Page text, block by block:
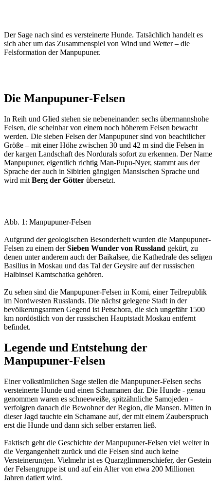
Der Sage nach sind es versteinerte Hunde. Tatsächlich handelt es
sich aber um das Zusammenspiel von Wind und Wetter – die
Felsformation der Manpupuner.
Die Manpupuner-Felsen
In Reih und Glied stehen sie nebeneinander: sechs übermannshohe
Felsen, die scheinbar von einem noch höherem Felsen bewacht
werden. Die sieben Felsen der Manpupuner sind von beachtlicher
Größe – mit einer Höhe zwischen 30 und 42 m sind die Felsen in
der kargen Landschaft des Nordurals sofort zu erkennen. Der Name
Manpupuner, eigentlich richtig Man-Pupu-Nyer, stammt aus der
Sprache der auch in Sibirien gängigen Mansischen Sprache und
wird mit Berg der Götter übersetzt.
Abb. 1: Manpupuner-Felsen
Aufgrund der geologischen Besonderheit wurden die Manpupuner-
Felsen zu einem derSieben Wunder von Russland gekürt, zu
denen unter anderem auch der Baikalsee, die Kathedrale des seligen
Basilius in Moskau und das Tal der Geysire auf der russischen
Halbinsel Kamtschatka gehören.
Zu sehen sind die Manpupuner-Felsen in Komi, einer Teilrepublik
im Nordwesten Russlands. Die nächst gelegene Stadt in der
bevölkerungsarmen Gegend ist Petschora, die sich ungefähr 1500
km nordöstlich von der russischen Hauptstadt Moskau entfernt
befindet.
Legende und Entstehung der
Manpupuner-Felsen
Einer volkstümlichen Sage stellen die Manpupuner-Felsen sechs
versteinerte Hunde und einen Schamanen dar. Die Hunde - genau
genommen waren es schneeweiße, spitzähnliche Samojeden -
verfolgten danach die Bewohner der Region, die Mansen. Mitten in
dieser Jagd tauchte ein Schamane auf, der mit einem Zauberspruch
erst die Hunde und dann sich selber erstarren ließ.
Faktisch geht die Geschichte der Manpupuner-Felsen viel weiter in
die Vergangenheit zurück und die Felsen sind auch keine
Versteinerungen. Vielmehr ist es Quarzglimmerschiefer, der Gestein
der Felsengruppe ist und auf ein Alter von etwa 200 Millionen
Jahren datiert wird.